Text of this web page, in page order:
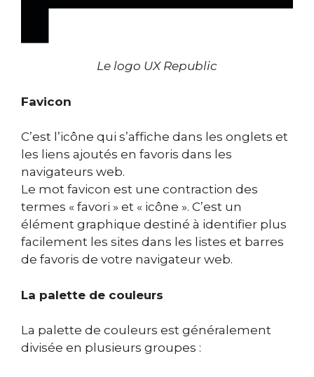
Le logo UX Republic
Favicon
C’est l’icône qui s’affiche dans les onglets et
les liens ajoutés en favoris dans les
navigateurs web.
Le mot favicon est une contraction des
termes « favori » et « icône ». C’est un
élément graphique destiné à identifier plus
facilement les sites dans les listes et barres
de favoris de votre navigateur web.
La palette de couleurs
La palette de couleurs est généralement
divisée en plusieurs groupes :